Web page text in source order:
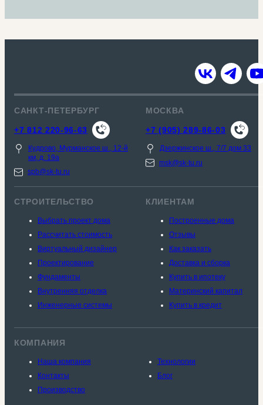
САНКТ-ПЕТЕРБУРГ
+7 812 220-96-63
Кудрово, Мурманское ш., 12-й
км, д. 19a
spb@sk-tu.ru
МОСКВА
+7 (905) 289-86-03
Дзержинское ш., 7/7 дом 33
msk@sk-tu.ru
СТРОИТЕЛЬСТВО
Выбрать проект дома
Рассчитать стоимость
Виртуальный дизайнер
Проектирование
Фундаменты
Внутренняя отделка
Инженерные системы
КЛИЕНТАМ
Построенные дома
Отзывы
Как заказать
Доставка и сборка
Купить в ипотеку
Материнский капитал
Купить в кредит
КОМПАНИЯ
Наша компания
Контакты
Производство
Технологии
Блог